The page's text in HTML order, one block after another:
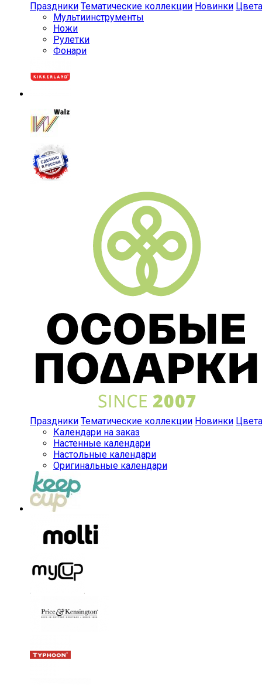
Праздники Тематические коллекции Новинки Цвета
Мульти­инструменты
Ножи
Рулетки
Фонари
Праздники Тематические коллекции Новинки Цвета
Календари на заказ
Настенные календари
Настольные календари
Оригинальные календари